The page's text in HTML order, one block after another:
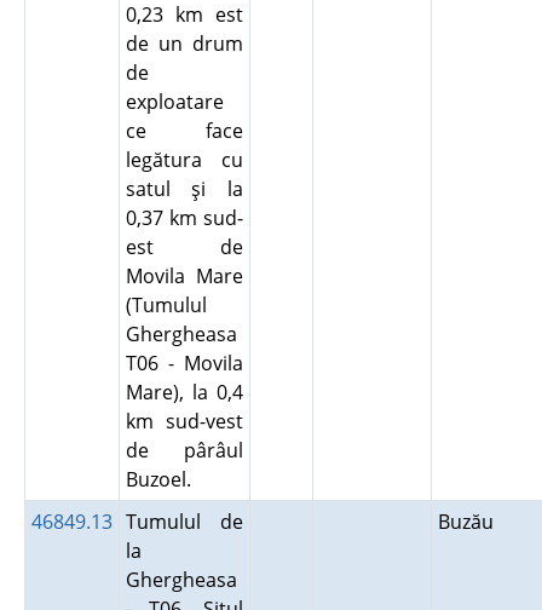
0,23 km est
de un drum
de
exploatare
ce face
legătura cu
satul şi la
0,37 km sud-
est de
Movila Mare
(Tumulul
Ghergheasa
T06 - Movila
Mare), la 0,4
km sud-vest
de pârâul
Buzoel.
46849.13 Tumulul de
la
Ghergheasa
Buzău